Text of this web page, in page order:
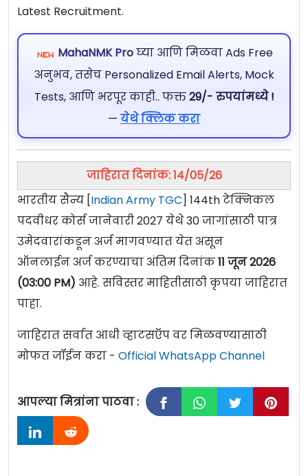
Latest Recruitment.
MahaNMK Proघ्या आणि मिळवा Ads Free
अनुभव, तसेच Personalized Email Alerts, Mock
Tests, आणि भरपूर काही.. फक्त29/- रुपयांमध्ये !
— येथे क्लिक करा
जाहिरात दिनांक: 14/05/26
भारतीय सैन्य [Indian Army TGC] 144th टेक्निकल
पदवीधर कोर्स जानेवारी 2027 येथे 30 जागांसाठी पात्र
उमेदवारांकडून अर्ज मागवण्यात येत असून
ऑनलाईन अर्ज करण्याचा अंतिम दिनांक11 जून 2026
(03:00 PM) आहे. सविस्तर माहितीसाठी कृपया जाहिरात
पाहा.
जाहिरात सर्वात आधी व्हाटसऍप वर मिळवण्यासाठी
मोफत जॉईन करा - Official WhatsApp Channel
आपल्या मित्रांना पाठवा :